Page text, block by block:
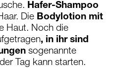
Hafer-Shampoo
Die Bodylotion mit
Haut. Noch die
, in ihr sind
sogenannte
Tag kann starten.